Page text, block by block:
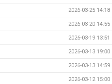
2026-03-25 14:18
2026-03-20 14:55
2026-03-19 13:51
2026-03-13 19:00
2026-03-13 14:59
2026-03-12 15:00